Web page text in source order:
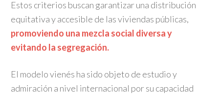
Estos criterios buscan garantizar una distribución
equitativa y accesible de las viviendas públicas,
promoviendo una mezcla social diversa y
evitando la segregación.
El modelo vienés ha sido objeto de estudio y
admiración a nivel internacional por su capacidad